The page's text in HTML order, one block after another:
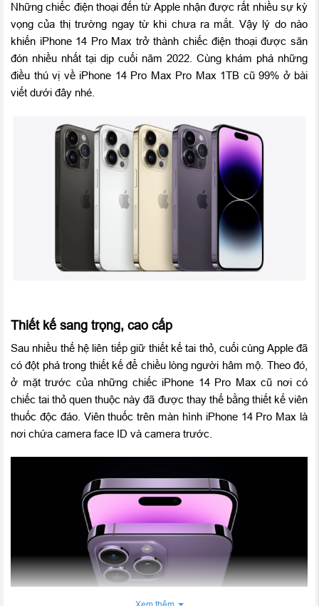
Những chiếc điện thoại đến từ Apple nhận được rất nhiều sự kỳ
vọng của thị trường ngay từ khi chưa ra mắt. Vậy lý do nào
khiến iPhone 14 Pro Max trở thành chiếc điện thoại được săn
đón nhiều nhất tại dịp cuối năm 2022. Cùng khám phá những
điều thú vị về iPhone 14 Pro Max Pro Max 1TB cũ 99% ở bài
viết dưới đây nhé.
Thiết kế sang trọng, cao cấp
Sau nhiều thế hệ liên tiếp giữ thiết kế tai thỏ, cuối cùng Apple đã
có đột phá trong thiết kế để chiều lòng người hâm mộ. Theo đó,
ở mặt trước của những chiếc iPhone 14 Pro Max cũ nơi có
chiếc tai thỏ quen thuộc này đã được thay thế bằng thiết kế viên
thuốc độc đáo. Viên thuốc trên màn hình iPhone 14 Pro Max là
nơi chứa camera face ID và camera trước.